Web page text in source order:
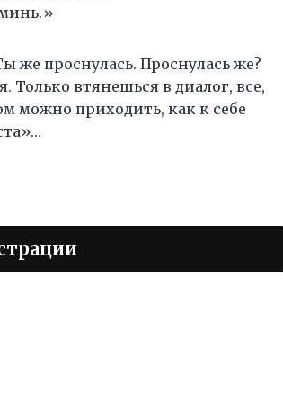
же проснулась. Проснулась же?
Только втянешься в диалог, все,
можно приходить, как к себе